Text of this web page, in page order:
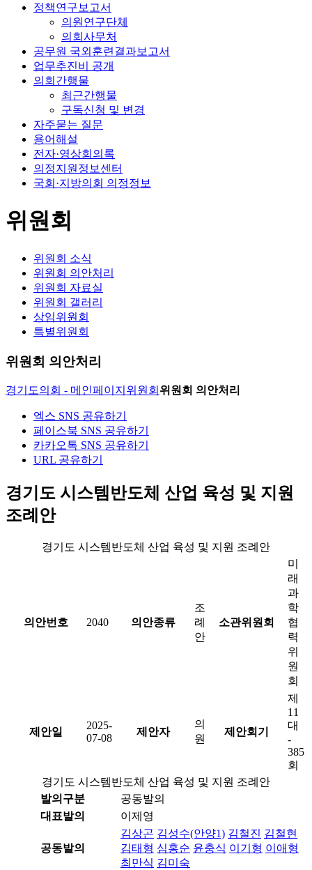
정책연구보고서
의원연구단체
의회사무처
공무원 국외훈련결과보고서
업무추진비 공개
의회간행물
최근간행물
구독신청 및 변경
자주묻는 질문
용어해설
전자·영상회의록
의정지원정보센터
국회·지방의회 의정정보
위원회
위원회 소식
위원회 의안처리
위원회 자료실
위원회 갤러리
상임위원회
특별위원회
위원회 의안처리
경기도의회 - 메인페이지 위원회 위원회 의안처리
엑스 SNS 공유하기
페이스북 SNS 공유하기
카카오톡 SNS 공유하기
URL 공유하기
경기도 시스템반도체 산업 육성 및 지원
조례안
경기도 시스템반도체 산업 육성 및 지원 조례안
의안번호 2040 의안종류
조
례
안
소관위원회
미
래
과
학
협
력
위
원
회
제안일
2025-
07-08
제안자
의
원
제안회기
제
11
대
-
385
회
경기도 시스템반도체 산업 육성 및 지원 조례안
발의구분
공동발의
대표발의
이제영
공동발의
김상곤 김성수(안양1) 김철진 김철현
김태형 심홍순 윤충식 이기형 이애형
최만식 김미숙